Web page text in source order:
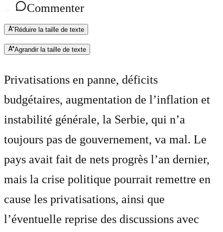
Commenter
Réduire la taille de texte
Agrandir la taille de texte
Privatisations en panne, déficits
budgétaires, augmentation de l’inflation et
instabilité générale, la Serbie, qui n’a
toujours pas de gouvernement, va mal. Le
pays avait fait de nets progrès l’an dernier,
mais la crise politique pourrait remettre en
cause les privatisations, ainsi que
l’éventuelle reprise des discussions avec